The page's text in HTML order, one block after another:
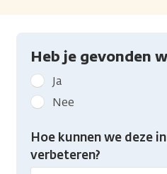
Heb je gevonden
Geef
kanker.nl
feedback:
Heb
gevonden
Ja
Nee
Hoe kunnen we deze
verbeteren?